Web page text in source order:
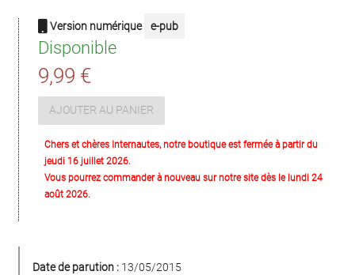
Version numérique e-pub
Disponible
9,99 €
AJOUTER AU PANIER
Chers et chères Internautes, notre boutique est fermée à partir du
jeudi 16 juillet 2026.
Vous pourrez commander à nouveau sur notre site dès le lundi 24
août 2026.
Date de parution : 13/05/2015